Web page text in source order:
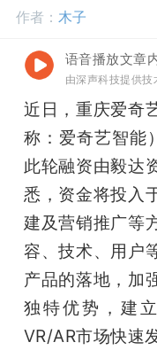
雷
峰
网
公
开
课
活
作者： 木子
语音播放文章
由深声科技提供技
近日，重庆爱奇
称：爱奇艺智能
此轮融资由毅达
悉，资金将投入
建及营销推广等
容、技术、用户
产品的落地，加
独特优势，建
VR/AR市场快速